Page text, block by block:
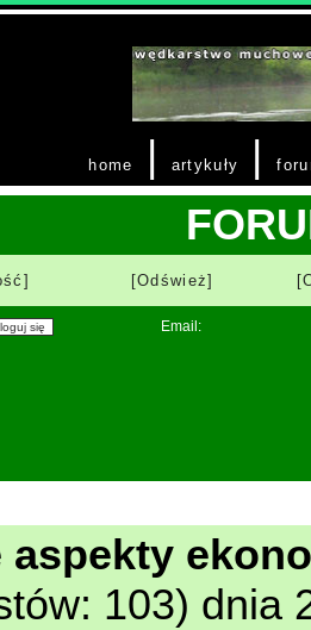
home | artykuły |
[Odśwież]
Email:
aspekty
103) dnia